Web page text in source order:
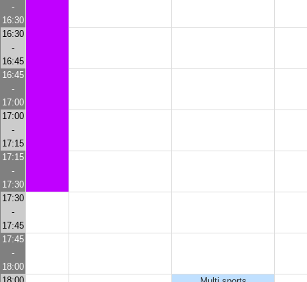
-
16:30
16:30
-
16:45
16:45
-
17:00
17:00
-
17:15
17:15
-
17:30
17:30
-
17:45
17:45
-
18:00